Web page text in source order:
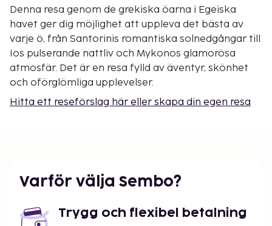
Denna resa genom de grekiska öarna i Egeiska
havet ger dig möjlighet att uppleva det bästa av
varje ö, från Santorinis romantiska solnedgångar till
Ios pulserande nattliv och Mykonos glamorösa
atmosfär. Det är en resa fylld av äventyr, skönhet
och oförglömliga upplevelser.
Hitta ett reseförslag här eller skapa din egen resa
Varför välja Sembo?
Trygg och flexibel betalning